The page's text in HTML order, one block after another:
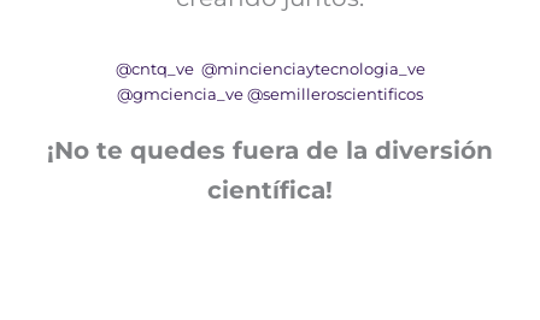
@cntq_ve @mincienciaytecnologia_ve
@gmciencia_ve @semilleroscientificos
¡No te quedes fuera de la diversión
científica!